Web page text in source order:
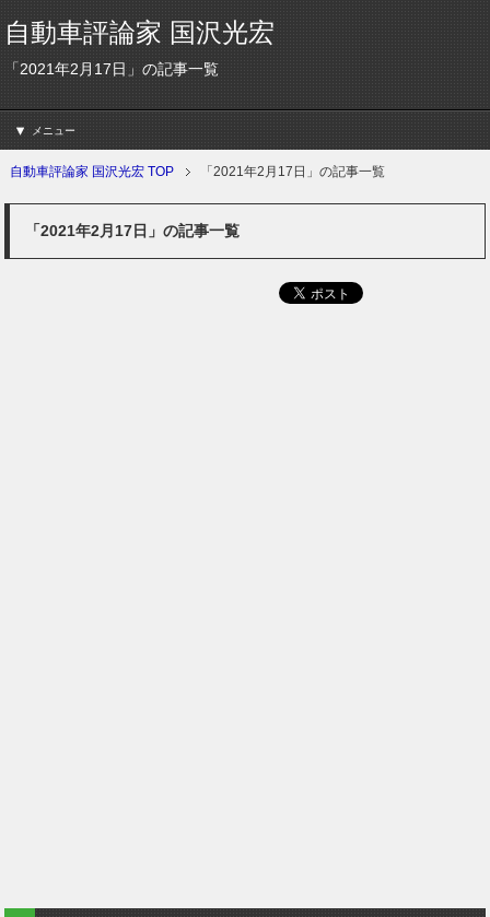
自動車評論家 国沢光宏
「2021年2月17日」の記事一覧
メニュー
自動車評論家 国沢光宏 TOP 「2021年2月17日」の記事一覧
「2021年2月17日」の記事一覧